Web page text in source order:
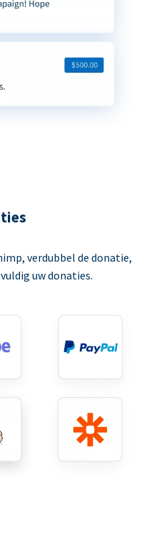
verdubbel de donatie,
uw donaties.